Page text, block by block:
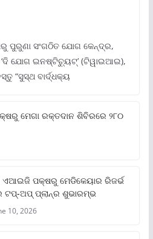
ପୁରୁଣା ସଂଗଠିତ ଯୋଗ କେନ୍ଦ୍ର,
‘ଦି ଯୋଗ ଇନଷ୍ଟିଚ୍ୟୁଟ୍‌’ (ଟିୱାଇଆଇ),
“ସୁସ୍ଥ ବାର୍ଦ୍ଧକ୍ୟ
ମେଗା ରକ୍ତଦାନ ଶିବିରରେ ୨୮୦
ଏଆଇଜି ପକ୍ଷରୁ ମେଡିକେୟାର ରିଜର୍ଭ
ଟପ୍‌-ଅପ୍ ପ୍ଲାନ୍‌ର ଶୁଭାରମ୍ଭ
10, 2026